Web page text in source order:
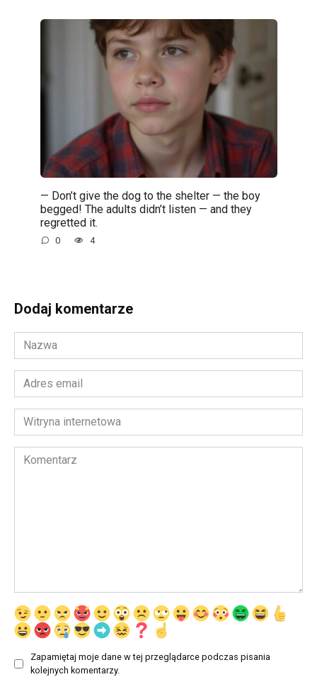
— Don’t give the dog to the shelter — the boy
begged! The adults didn’t listen — and they
regretted it.
0 4
Dodaj komentarze
Nazwa
*
Adres
email
*Witryna
internetowa
Komentarz
Zapamiętaj moje dane w tej przeglądarce podczas pisania
kolejnych komentarzy.